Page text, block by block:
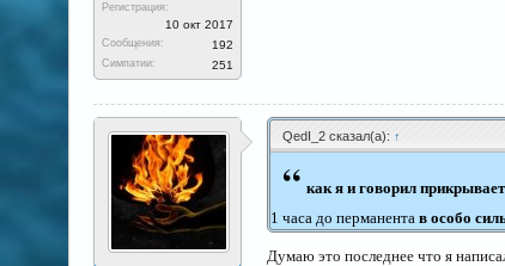
Регистрация:
10 окт 2017
Сообщения: 192
Симпатии: 251
QedI_2 сказал(а): ↑
“ как я и говорил
1 часа до перманента в особо
Думаю это последнее что я